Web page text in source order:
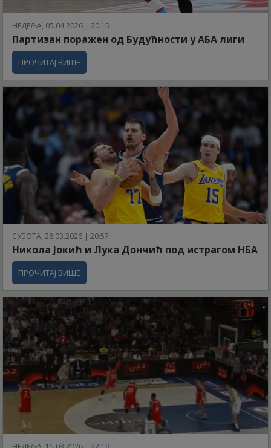
НЕДЕЉА, 05.04.2026 | 20:15
Партизан поражен од Будућности у АБА лиги
ПРОЧИТАЈ ВИШЕ
СУБОТА, 28.03.2026 | 20:57
Никола Јокић и Лука Дончић под истрагом НБА
ПРОЧИТАЈ ВИШЕ